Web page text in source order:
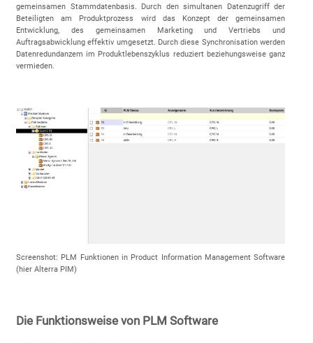
gemeinsamen Stammdatenbasis. Durch den simultanen Datenzugriff der
Beteiligten am Produktprozess wird das Konzept der gemeinsamen
Entwicklung, des gemeinsamen Marketing und Vertriebs und
Auftragsabwicklung effektiv umgesetzt. Durch diese Synchronisation werden
Datenredundanzem im Produktlebenszyklus reduziert beziehungsweise ganz
vermieden.
Screenshot: PLM Funktionen in Product Information Management Software
(hier Alterra PIM)
Die Funktionsweise von PLM Software